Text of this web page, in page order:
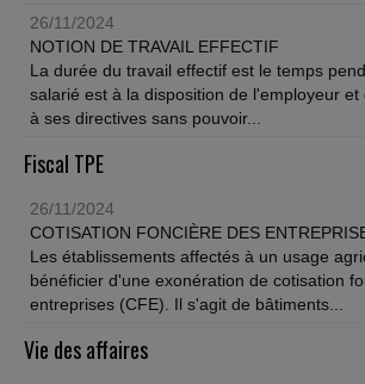
26/11/2024
NOTION DE TRAVAIL EFFECTIF
La durée du travail effectif est le temps
salarié est à la disposition de l'employeur
à ses directives sans pouvoir...
Fiscal TPE
26/11/2024
COTISATION FONCIÈRE DES
Les établissements affectés à un usage
bénéficier d'une exonération de cotisation
entreprises (CFE). Il s'agit de bâtiments...
Vie des affaires